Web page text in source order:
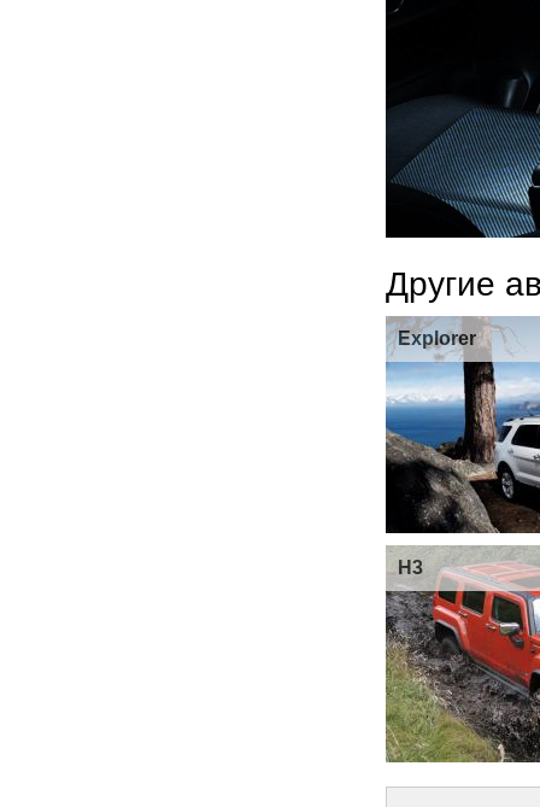
Другие
Explorer
H3